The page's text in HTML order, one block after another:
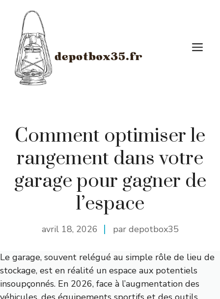
contenu
Comment optimiser le
rangement dans votre
garage pour gagner de
l’espace
avril 18, 2026 par depotbox35
Le garage, souvent relégué au simple rôle de lieu de
stockage, est en réalité un espace aux potentiels
insoupçonnés. En 2026, face à l’augmentation des